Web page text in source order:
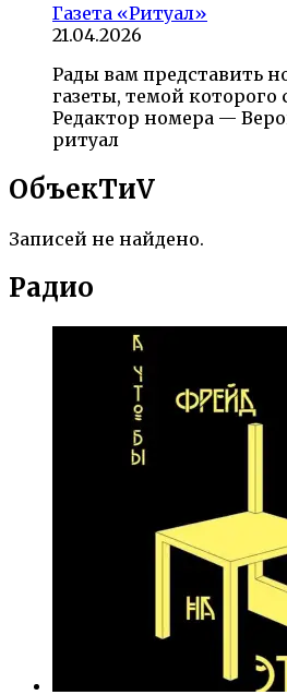
Газета «Ритуал»
21.04.2026
Рады вам представить
газеты, темой которого
Редактор номера —
ритуал
ОбъекTиV
Записей не найдено.
Радио